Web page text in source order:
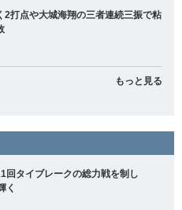
2打点や大城海翔の三者連続三振で粘
もっと見る
回タイブレークの総力戦を制し
く